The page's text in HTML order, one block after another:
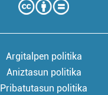
Argitalpen politika
Aniztasun politika
Pribatutasun politika